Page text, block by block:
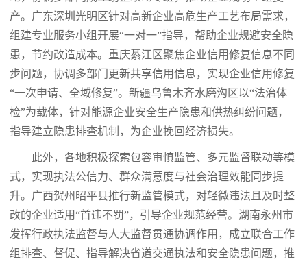
产。广东深圳光明区针对高新企业高危生产工艺布局需求，
组建专业服务小组开展“一对一”指导，帮助企业规避安全隐
患，节约改造成本。重庆綦江区聚焦企业信用修复信息不同
步问题，协调多部门更新共享信用信息，实现企业信用修复
“一次申请、全域修复”。新疆乌鲁木齐水磨沟区以“法治体
检”为载体，针对能源企业安全生产隐患和供热纠纷问题，
指导建立隐患排查机制，为企业挽回经济损失。
此外，各地积极探索包容审慎监管、多元监督联动等模
式，实现执法公信力、群众满意度与社会治理效能同步提
升。广西贺州昭平县推行新监管模式，对轻微违法且及时整
改的企业适用“首违不罚”，引导企业规范经营。湖南永州市
发挥行政执法监督与人大监督贯通协调作用，成立联合工作
组排查、督促、指导解决省道交通执法和安全隐患问题，推